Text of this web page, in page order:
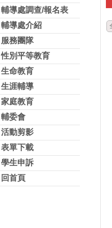
輔導處調查/報名表
輔導處介紹
服務團隊
性別平等教育
生命教育
生涯輔導
家庭教育
輔委會
活動剪影
表單下載
學生申訴
回首頁